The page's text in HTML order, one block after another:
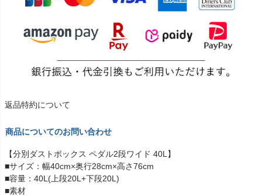
返品特約について
商品についてのお問い合わせ
【分別ダストボックス ペダル2段ワイド 40L】
■サイズ：幅40cm×奥行28cm×高さ76cm
■容量：40L(上段20L+下段20L)
■素材